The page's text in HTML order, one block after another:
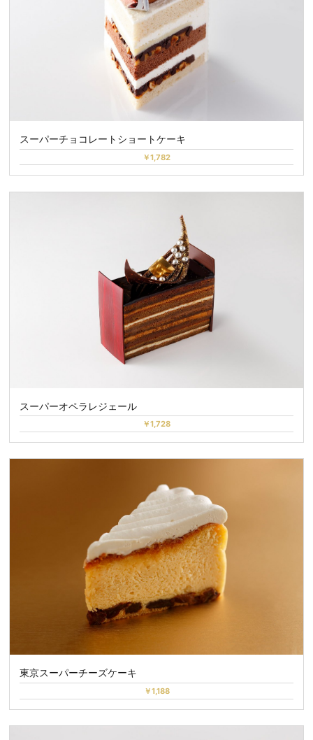
スーパーチョコレートショートケーキ
￥1,782
スーパーオペラレジェール
￥1,728
東京スーパーチーズケーキ
￥1,188